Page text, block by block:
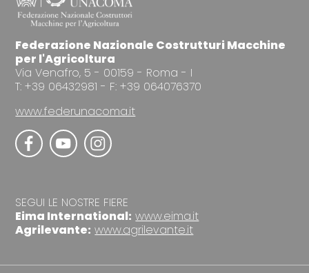
Federazione Nazionale Costrutturi Macchine
per l'Agricoltura
Via Venafro, 5 - 00159 - Roma - I
T: +39 06432981 - F: +39 064076370
www.federunacoma.it
SEGUI LE NOSTRE FIERE
Eima International: www.eima.it
Agrilevante: www.agrilevante.it